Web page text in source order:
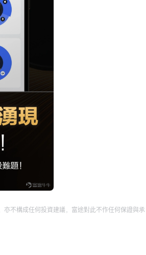
不構成任何投資建議，富途對此不作任何保證與承